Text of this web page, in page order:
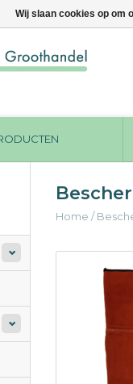
Home /
Wij slaan cookies op om